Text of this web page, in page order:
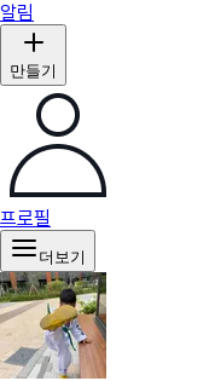
알림
만들기
프로필
더보기